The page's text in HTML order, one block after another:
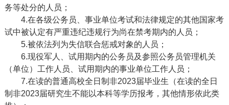
务等处分的人员；
4.在各级公务员、事业单位考试和法律规定的其他国家考
试中被认定有严重违纪违规行为尚在禁考期内的人员；
5.被依法列为失信联合惩戒对象的人员；
6.现役军人、试用期内的公务员及参照公务员管理机关
（单位）工作人员、试用期内的事业单位工作人员；
7.在读的普通高校全日制非2023届毕业生（在读的全日
制非2023届研究生不能以本科等学历报考，其他情形依此类